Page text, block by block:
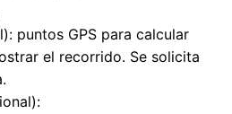
puntos GPS para calcular
el recorrido. Se solicita